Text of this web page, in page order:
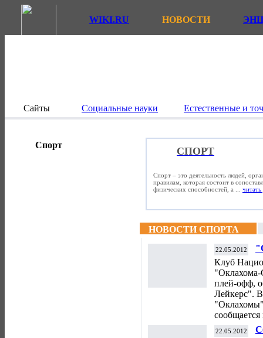
WIKI.RU НОВОСТИ
Сайты Социальные науки Естественные и
Спорт
СПОРТ
Спорт – это деятельность людей,
правилам, которая состоит в
физических способностей, а ... читать
НОВОСТИ СПОРТА
22.05.2012
Клуб
плей-офф,
Лейкерс". В
"Оклахомы"
22.05.2012